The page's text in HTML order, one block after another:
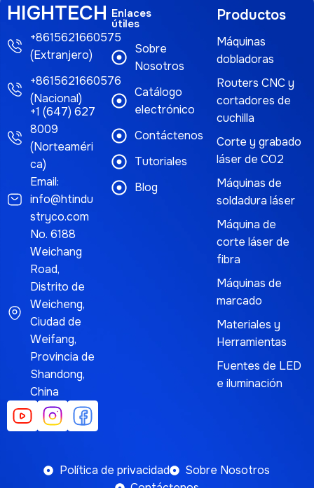
HIGHTECH
+8615621660575
(Extranjero)
+8615621660576
(Nacional)
+1 (647) 627
8009
(Norteaméri
ca)
Email:
info@htindu
stryco.com
No. 6188
Weichang
Road,
Distrito de
Weicheng,
Ciudad de
Weifang,
Provincia de
Shandong,
China
Enlaces
útiles
Sobre
Nosotros
Catálogo
electrónico
Contáctenos
Tutoriales
Blog
Productos
Máquinas
dobladoras
Routers CNC y
cortadores de
cuchilla
Corte y grabado
láser de CO2
Máquinas de
soldadura láser
Máquina de
corte láser de
fibra
Máquinas de
marcado
Materiales y
Herramientas
Fuentes de LED
e iluminación
Política de privacidad
Sobre Nosotros